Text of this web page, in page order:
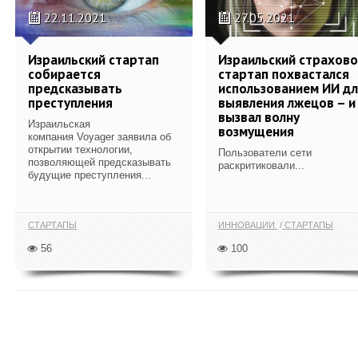
22.11.2021
Израильский стартап
собирается
предсказывать
преступления
Израильская
компания Voyager заявила об
открытии технологии,
позволяющей предсказывать
будущие преступления...
СТАРТАПЫ
56
27.05.2021
Израильский
стартап похвастался
использованием ИИ
выявления лжецов – и
вызвал волну
возмущения
Пользователи сети
раскритиковали...
ИННОВАЦИИ СТАРТАПЫ
100